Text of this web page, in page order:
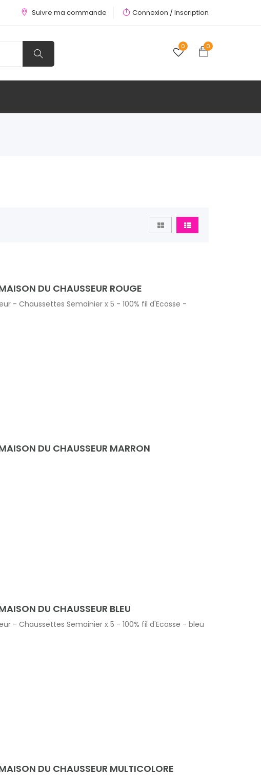
Suivre ma commande Connexion /Inscription
0 0
DU CHAUSSEUR ROUGE
- Chaussettes Semainier x 5 - 100% fil d'Ecosse -
DU CHAUSSEUR MARRON
DU CHAUSSEUR BLEU
- Chaussettes Semainier x 5 - 100% fil d'Ecosse - bleu
DU CHAUSSEUR MULTICOLORE